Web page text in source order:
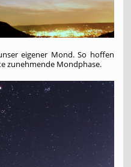
eigener Mond. So hoffen
zunehmende Mondphase.